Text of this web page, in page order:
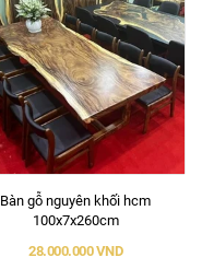
Bàn gỗ nguyên khối hcm
100x7x260cm
28.000.000 VND